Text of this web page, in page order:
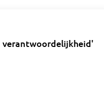
verantwoordelijkheid'